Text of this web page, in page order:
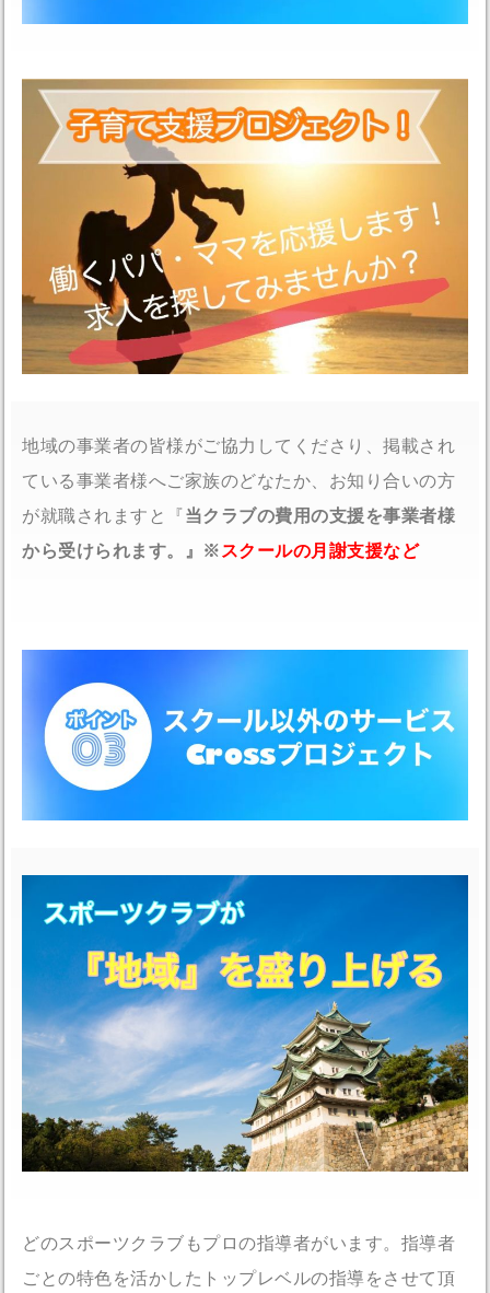
地域の事業者の皆様がご協力してくださり、掲載され
ている事業者様へご家族のどなたか、お知り合いの方
が就職されますと『 当クラブの費用の支援を事業者様
から受けられます。』※スクールの月謝支援など
どのスポーツクラブもプロの指導者がいます。指導者
ごとの特色を活かしたトップレベルの指導をさせて頂